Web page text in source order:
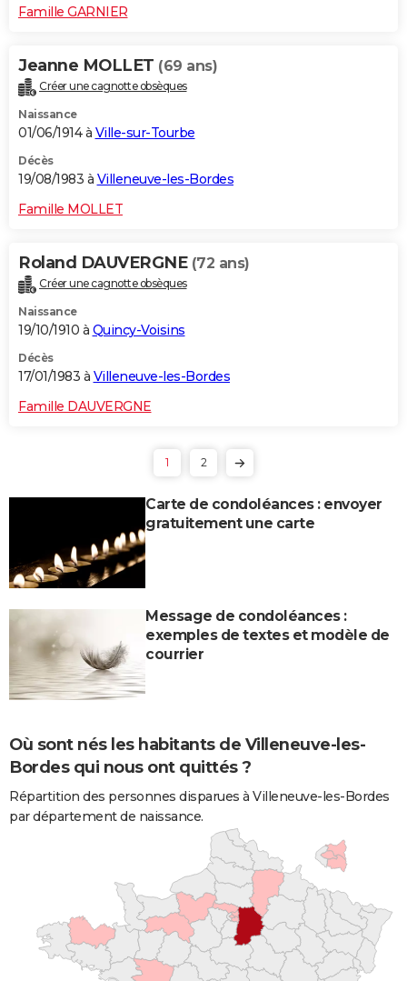
Famille GARNIER
Jeanne MOLLET (69 ans)
Créer une cagnotte obsèques
Naissance
01/06/1914 à Ville-sur-Tourbe
Décès
19/08/1983 à Villeneuve-les-Bordes
Famille MOLLET
Roland DAUVERGNE (72 ans)
Créer une cagnotte obsèques
Naissance
19/10/1910 à Quincy-Voisins
Décès
17/01/1983 à Villeneuve-les-Bordes
Famille DAUVERGNE
1 2
Carte de condoléances : envoyer
gratuitement une carte
Message de condoléances :
exemples de textes et modèle de
courrier
Où sont nés les habitants de Villeneuve-les-
Bordes qui nous ont quittés ?
Répartition des personnes disparues à Villeneuve-les-Bordes
par département de naissance.